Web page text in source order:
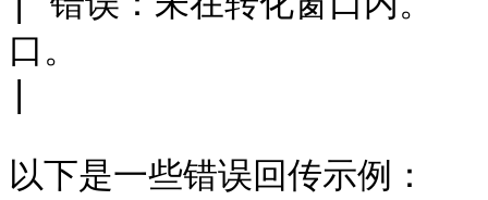
口。
以下是一些错误回传示例：